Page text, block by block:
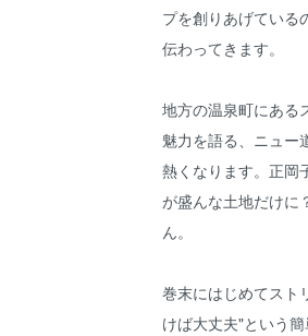
プを創りあげている
伝わってきます。
地方の温泉町にある
魅力を語る、ニュー
熱くなります。正岡
が盛んな土地だけに
ん。
巻末にはじめてスト
けば大丈夫"という